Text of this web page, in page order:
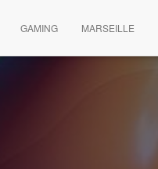
GAMING MARSEILLE